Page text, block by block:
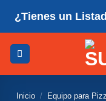
¿Tienes un
Inicio / Equipo para